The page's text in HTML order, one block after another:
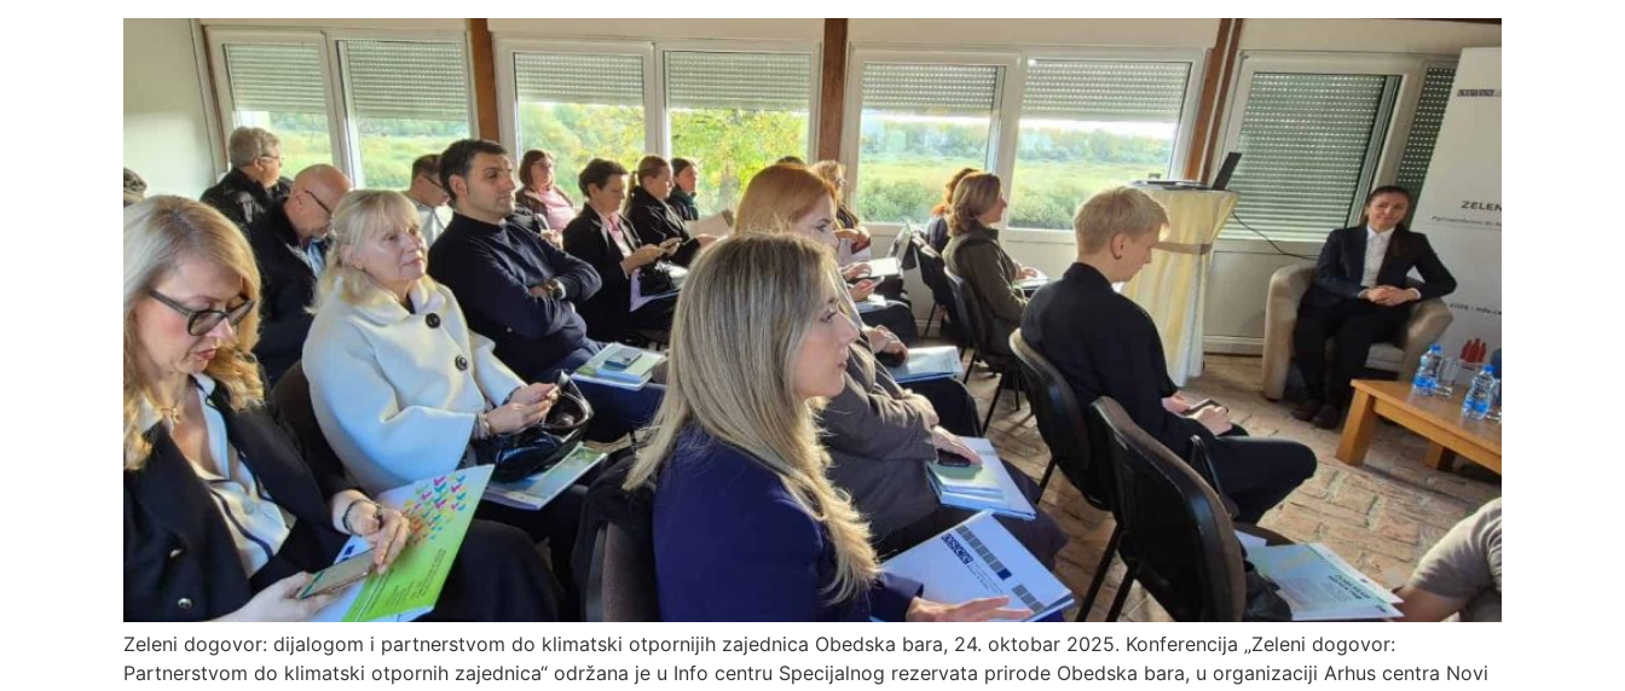
Zeleni dogovor: dijalogom i partnerstvom do klimatski otpornijih zajednica Obedska bara, 24. oktobar 2025. Konferencija „Zeleni dogovor:
Partnerstvom do klimatski otpornih zajednica“ održana je u Info centru Specijalnog rezervata prirode Obedska bara, u organizaciji Arhus centra Novi